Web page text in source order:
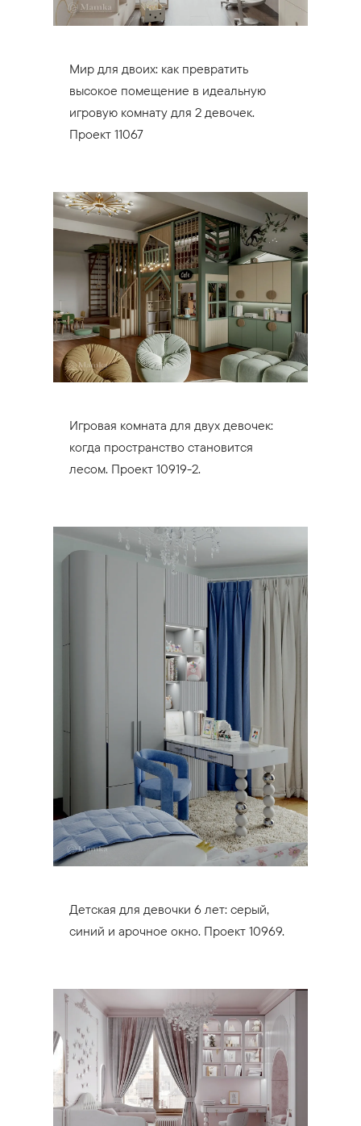
Мир для двоих: как превратить
высокое помещение в идеальную
игровую комнату для 2 девочек.
Проект 11067
Игровая комната для двух девочек:
когда пространство становится
лесом. Проект 10919-2.
Детская для девочки 6 лет: серый,
синий и арочное окно. Проект 10969.